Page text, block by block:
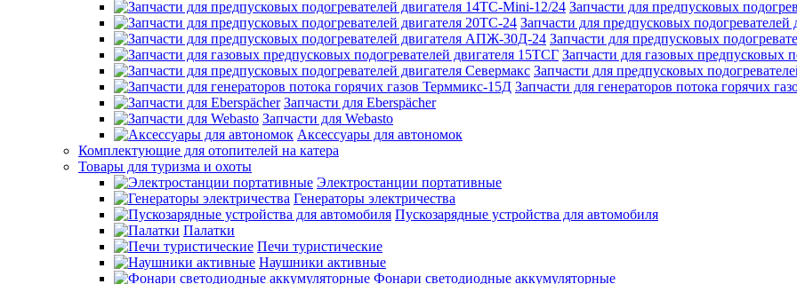
Запчасти для предпусковых
Запчасти для предпусковых
Запчасти для предпусковых
Запчасти для газовых предпусковых
Запчасти для предпусковых
Запчасти для генераторов потока горячих
Запчасти для Eberspächer
Запчасти для Webasto
Аксессуары для автономок
Комплектующие для отопителей на катера
Товары для туризма и охоты
Электростанции портативные
Генераторы электричества
Пускозарядные устройства для автомобиля
Палатки
Печи туристические
Наушники активные
Фонари светодиодные аккумуляторные